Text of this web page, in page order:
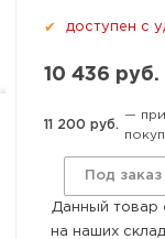
✔ доступен с
10 436 руб.
11 200 руб.
— при
Под заказ
Данный товар
на наших
А